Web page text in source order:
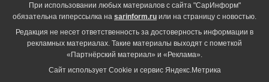
При использовании любых материалов с сайта "СарИнформ"
обязательна гиперссылка на sarinform.ru или на страницу с новостью.
Редакция не несет ответственность за достоверность информации в
рекламных материалах. Такие материалы выходят с пометкой
«Партнёрский материал» и «Реклама».
Сайт использует Cookie и сервиc Яндекс.Метрика